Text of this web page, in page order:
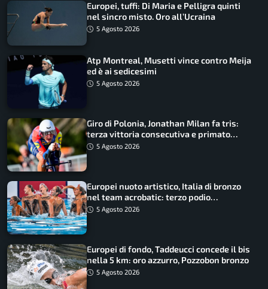
Europei, tuffi: Di Maria e Pelligra quinti
nel sincro misto. Oro all’Ucraina
5 Agosto 2026
Atp Montreal, Musetti vince contro Meija
ed è ai sedicesimi
5 Agosto 2026
Giro di Polonia, Jonathan Milan fa tris:
terza vittoria consecutiva e primato
rafforzato
5 Agosto 2026
Europei nuoto artistico, Italia di bronzo
nel team acrobatic: terzo podio
consecutivo
5 Agosto 2026
Europei di fondo, Taddeucci concede il bis
nella 5 km: oro azzurro, Pozzobon bronzo
5 Agosto 2026